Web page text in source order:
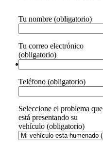
Tu nombre (obligatorio)
Tu correo electrónico
(obligatorio)
Teléfono (obligatorio)
Seleccione el problema que
está presentando su
vehículo (obligatorio)